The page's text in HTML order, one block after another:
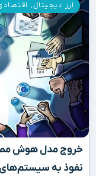
خروج مدل هوش
نفوذ به
ارز دیجیتال,